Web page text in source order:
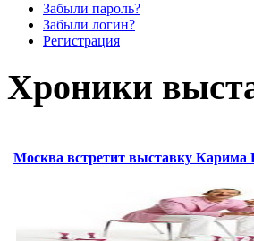
Забыли пароль?
Забыли логин?
Регистрация
Хроники
Москва встретит выставку Карима